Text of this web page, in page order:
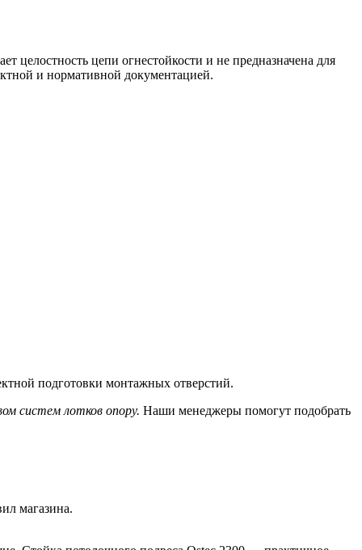
целостность цепи огнестойкости и не предназначена для
и нормативной документацией.
подготовки монтажных отверстий.
систем лотков опору. Наши менеджеры помогут подобрать
магазина.